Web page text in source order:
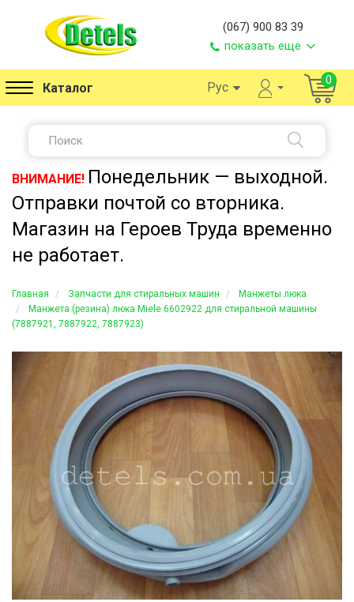
(067) 900 83 39
показать еще
Каталог Рус 0
ВНИМАНИЕ! Понедельник — выходной.
Отправки почтой со вторника.
Магазин на Героев Труда временно
не работает.
Главная Запчасти для стиральных машин
Манжеты люка
Манжета (резина) люка Miele 6602922 для стиральной машины
(7887921, 7887922, 7887923)